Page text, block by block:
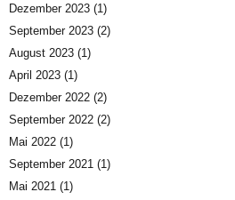
Dezember 2023 (1)
September 2023 (2)
August 2023 (1)
April 2023 (1)
Dezember 2022 (2)
September 2022 (2)
Mai 2022 (1)
September 2021 (1)
Mai 2021 (1)